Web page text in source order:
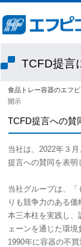
食品トレー容器のエフピ
開示
TCFD提言
TCFD提言への賛
当社は、2022年３
提言への賛同を表明
当社グループは、「
りも競争力のある
本三本柱を実践し、
ェーンを通じた環境
1990年に容器の不